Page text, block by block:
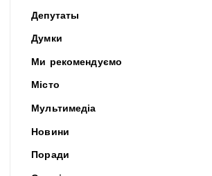
Депутаты
Думки
Ми рекомендуємо
Місто
Мультимедіа
Новини
Поради